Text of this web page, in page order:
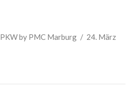
PKWby PMC Marburg
24. März